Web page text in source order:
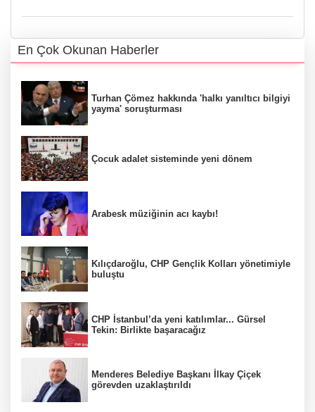
En Çok Okunan Haberler
Turhan Çömez hakkında 'halkı yanıltıcı bilgiyi
yayma' soruşturması
Çocuk adalet sisteminde yeni dönem
Arabesk müziğinin acı kaybı!
Kılıçdaroğlu, CHP Gençlik Kolları yönetimiyle
buluştu
CHP İstanbul’da yeni katılımlar... Gürsel
Tekin: Birlikte başaracağız
Menderes Belediye Başkanı İlkay Çiçek
görevden uzaklaştırıldı